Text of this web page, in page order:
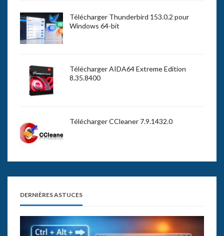
Télécharger Thunderbird 153.0.2 pour
Windows 64-bit
Télécharger AIDA64 Extreme Edition
8.35.8400
Télécharger CCleaner 7.9.1432.0
DERNIÈRES ASTUCES